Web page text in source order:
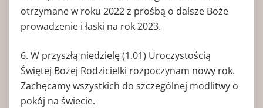
otrzymane w roku 2022 z prośbą o dalsze Boże
prowadzenie i łaski na rok 2023.
6. W przyszłą niedzielę (1.01) Uroczystością
Świętej Bożej Rodzicielki rozpoczynam nowy rok.
Zachęcamy wszystkich do szczególnej modlitwy o
pokój na świecie.